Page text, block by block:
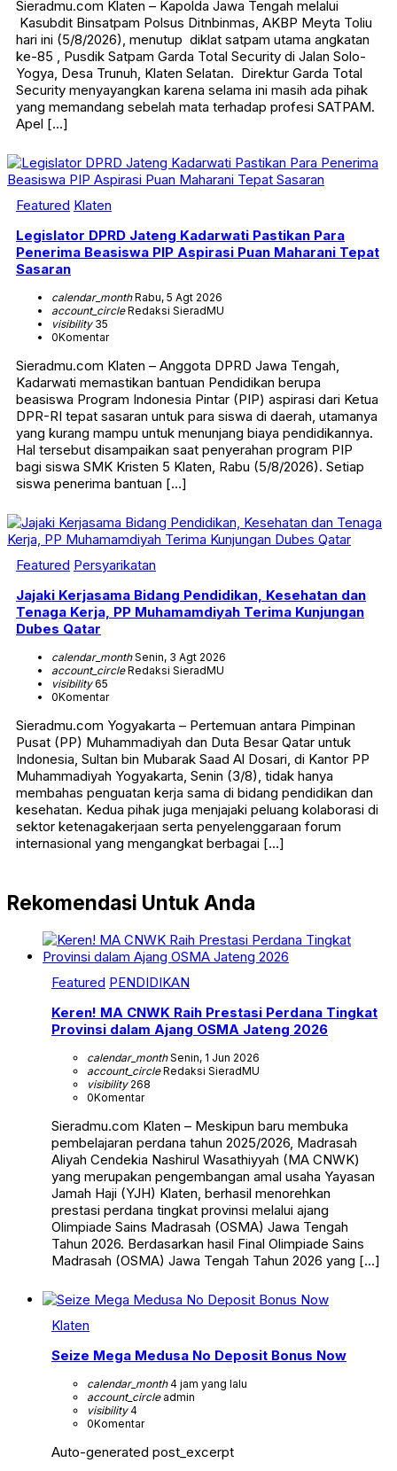
Sieradmu.com Klaten – Kapolda Jawa Tengah melalui
Kasubdit Binsatpam Polsus Ditnbinmas, AKBP Meyta Toliu
hari ini (5/8/2026), menutup diklat satpam utama angkatan
ke-85 , Pusdik Satpam Garda Total Security di Jalan Solo-
Yogya, Desa Trunuh, Klaten Selatan. Direktur Garda Total
Security menyayangkan karena selama ini masih ada pihak
yang memandang sebelah mata terhadap profesi SATPAM.
Apel […]
Featured Klaten
Legislator DPRD Jateng Kadarwati Pastikan Para
Penerima Beasiswa PIP Aspirasi Puan Maharani Tepat
Sasaran
calendar_monthRabu, 5 Agt 2026
account_circleRedaksi SieradMU
visibility35
0Komentar
Sieradmu.com Klaten – Anggota DPRD Jawa Tengah,
Kadarwati memastikan bantuan Pendidikan berupa
beasiswa Program Indonesia Pintar (PIP) aspirasi dari Ketua
DPR-RI tepat sasaran untuk para siswa di daerah, utamanya
yang kurang mampu untuk menunjang biaya pendidikannya.
Hal tersebut disampaikan saat penyerahan program PIP
bagi siswa SMK Kristen 5 Klaten, Rabu (5/8/2026). Setiap
siswa penerima bantuan […]
Featured Persyarikatan
Jajaki Kerjasama Bidang Pendidikan, Kesehatan dan
Tenaga Kerja, PP Muhamamdiyah Terima Kunjungan
Dubes Qatar
calendar_monthSenin, 3 Agt 2026
account_circleRedaksi SieradMU
visibility65
0Komentar
Sieradmu.com Yogyakarta – Pertemuan antara Pimpinan
Pusat (PP) Muhammadiyah dan Duta Besar Qatar untuk
Indonesia, Sultan bin Mubarak Saad Al Dosari, di Kantor PP
Muhammadiyah Yogyakarta, Senin (3/8), tidak hanya
membahas penguatan kerja sama di bidang pendidikan dan
kesehatan. Kedua pihak juga menjajaki peluang kolaborasi di
sektor ketenagakerjaan serta penyelenggaraan forum
internasional yang mengangkat berbagai […]
Rekomendasi Untuk Anda
Featured PENDIDIKAN
Keren! MA CNWK Raih Prestasi Perdana Tingkat
Provinsi dalam Ajang OSMA Jateng 2026
calendar_monthSenin, 1 Jun 2026
account_circleRedaksi SieradMU
visibility268
0Komentar
Sieradmu.com Klaten – Meskipun baru membuka
pembelajaran perdana tahun 2025/2026, Madrasah
Aliyah Cendekia Nashirul Wasathiyyah (MA CNWK)
yang merupakan pengembangan amal usaha Yayasan
Jamah Haji (YJH) Klaten, berhasil menorehkan
prestasi perdana tingkat provinsi melalui ajang
Olimpiade Sains Madrasah (OSMA) Jawa Tengah
Tahun 2026. Berdasarkan hasil Final Olimpiade Sains
Madrasah (OSMA) Jawa Tengah Tahun 2026 yang […]
Klaten
Seize Mega Medusa No Deposit Bonus Now
calendar_month4 jam yang lalu
account_circleadmin
visibility4
0Komentar
Auto-generated post_excerpt